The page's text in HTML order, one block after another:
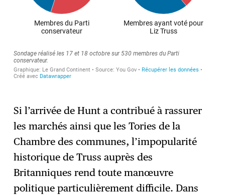
Si l’arrivée de Hunt a contribué à rassurer
les marchés ainsi que les Tories de la
Chambre des communes, l’impopularité
historique de Truss auprès des
Britanniques rend toute manœuvre
politique particulièrement difficile. Dans